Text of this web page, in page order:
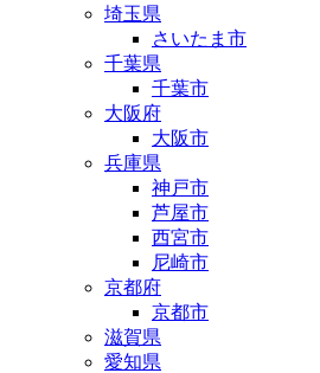
埼玉県
さいたま市
千葉県
千葉市
大阪府
大阪市
兵庫県
神戸市
芦屋市
西宮市
尼崎市
京都府
京都市
滋賀県
愛知県